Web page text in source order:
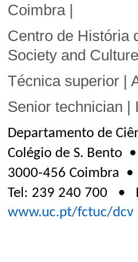
Coimbra |
Centro de História
Society and
Técnica superior |
Senior technician |
Departamento de
Colégio de S. Bento
3000-456 Coimbra •
Tel: 239 240 700 •
www.uc.pt/fctuc/dcv